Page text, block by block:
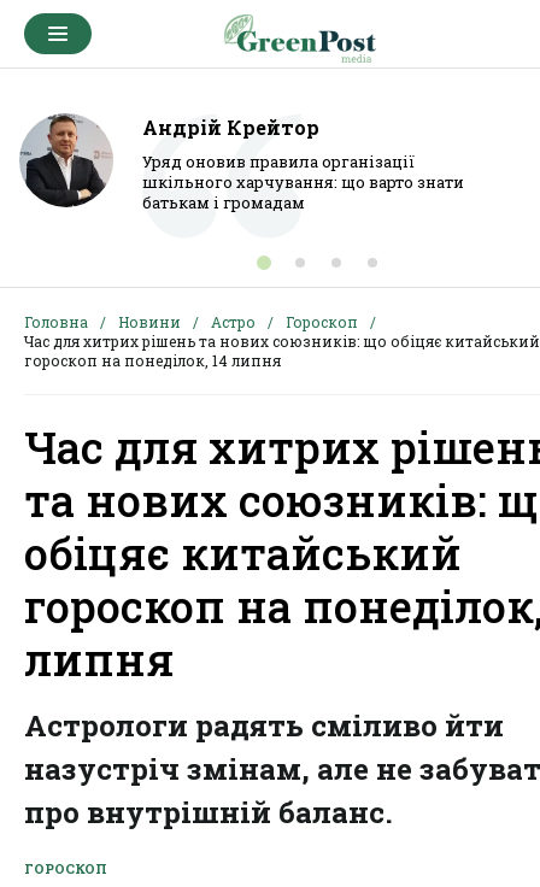
Андрій Крейтор
Уряд оновив правила організації
шкільного харчування: що варто знати
батькам і громадам
Головна Новини Астро
Гороскоп
Час для хитрих рішень та нових союзників: що обіцяє китайський
гороскоп на понеділок, 14 липня
Час для хитрих
та нових союзників:
обіцяє китайський
гороскоп на
липня
Астрологи радять сміливо йти
назустріч змінам, але не
про внутрішній баланс.
ГОРОСКОП